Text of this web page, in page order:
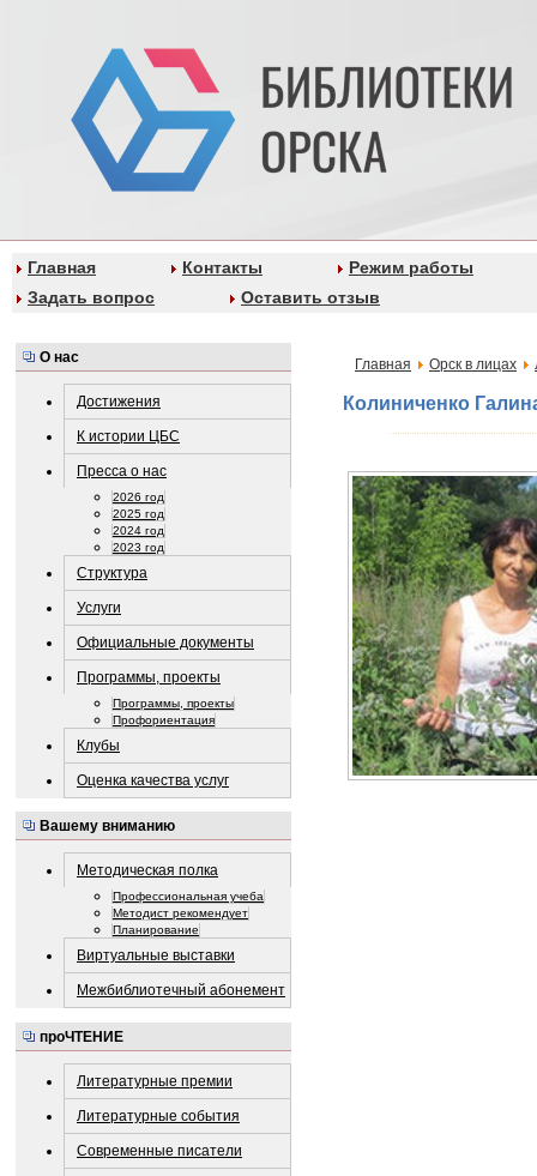
Главная Контакты
Режим работы
Задать вопрос
Оставить отзыв
О нас
Достижения
К истории ЦБС
Пресса о нас
2026 год
2025 год
2024 год
2023 год
Структура
Услуги
Официальные документы
Программы, проекты
Программы, проекты
Профориентация
Клубы
Оценка качества услуг
Вашему вниманию
Методическая полка
Профессиональная учеба
Методист рекомендует
Планирование
Виртуальные выставки
Межбиблиотечный абонемент
проЧТЕНИЕ
Литературные премии
Литературные события
Современные писатели
Главная Орск в лицах
Колиниченко